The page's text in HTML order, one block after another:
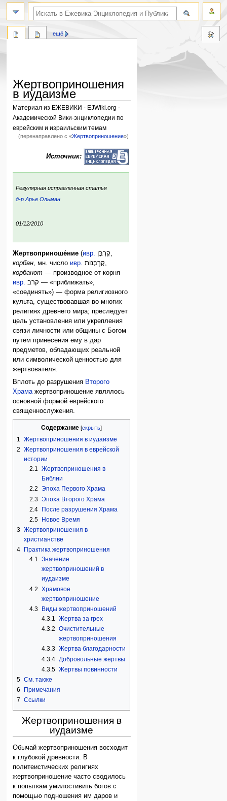
Жертвоприношения
в иудаизме
Материал из ЕЖЕВИКИ - EJWiki.org -
Академической Вики-энциклопедии по
еврейским и израильским темам
(перенаправлено с «Жертвоприношение»)
Источник:
Регулярная исправленная статья
д-р Арье Ольман
01/12/2010
Жертвоприноше́ние (ивр. קָרְבָּן
корбан , мн. числоивр. קָרְבָּנוֹת
корбанот — производное от корня
ивр. קרב ‎ — «приближать»,
«соединять») — форма религиозного
культа, существовавшая во многих
религиях древнего мира; преследует
цель установления или укрепления
связи личности или общины с Богом
путем принесения ему в дар
предметов, обладающих реальной
или символической ценностью для
жертвователя.
Вплоть до разрушения Второго
Храмажертвоприношение являлось
основной формой еврейского
священнослужения.
Содержание
1 Жертвоприношения в иудаизме
2 Жертвоприношения в еврейской
истории
2.1 Жертвоприношения в
Библии
2.2 Эпоха Первого Храма
2.3 Эпоха Второго Храма
2.4
После разрушения Храма
2.5
Новое Время
3 Жертвоприношения в
христианстве
4
Практика жертвоприношения
4.1 Значение
жертвоприношений в
иудаизме
4.2 Храмовое
жертвоприношение
4.3
Виды жертвоприношений
4.3.1 Жертва за грех
4.3.2 Очистительные
жертвоприношения
4.3.3 Жертва благодарности
4.3.4 Добровольные жертвы
4.3.5 Жертвы повинности
5 См. также
6
Примечания
7 Ссылки
Жертвоприношения в
иудаизме
Обычай жертвоприношения восходит
к глубокой древности. В
политеистических религиях
жертвоприношение часто сводилось
к попыткам умилостивить богов с
помощью подношения им даров и
ещё
поиск по словам